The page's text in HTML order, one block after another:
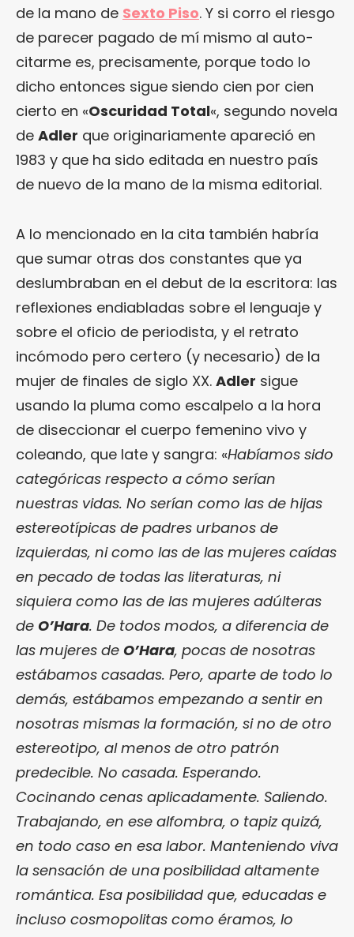
de la mano de Sexto Piso. Y si corro el riesgo
de parecer pagado de mí mismo al auto-
citarme es, precisamente, porque todo lo
dicho entonces sigue siendo cien por cien
cierto en «Oscuridad Total«, segundo novela
de Adler que originariamente apareció en
1983 y que ha sido editada en nuestro país
de nuevo de la mano de la misma editorial.
A lo mencionado en la cita también habría
que sumar otras dos constantes que ya
deslumbraban en el debut de la escritora: las
reflexiones endiabladas sobre el lenguaje y
sobre el oficio de periodista, y el retrato
incómodo pero certero (y necesario) de la
mujer de finales de siglo XX. Adler sigue
usando la pluma como escalpelo a la hora
de diseccionar el cuerpo femenino vivo y
coleando, que late y sangra: «Habíamos sido
categóricas respecto a cómo serían
nuestras vidas. No serían como las de hijas
estereotípicas de padres urbanos de
izquierdas, ni como las de las mujeres caídas
en pecado de todas las literaturas, ni
siquiera como las de las mujeres adúlteras
de O’Hara. De todos modos, a diferencia de
las mujeres de O’Hara, pocas de nosotras
estábamos casadas. Pero, aparte de todo lo
demás, estábamos empezando a sentir en
nosotras mismas la formación, si no de otro
estereotipo, al menos de otro patrón
predecible. No casada. Esperando.
Cocinando cenas aplicadamente. Saliendo.
Trabajando, en ese alfombra, o tapiz quizá,
en todo caso en esa labor. Manteniendo viva
la sensación de una posibilidad altamente
romántica. Esa posibilidad que, educadas e
incluso cosmopolitas como éramos, lo